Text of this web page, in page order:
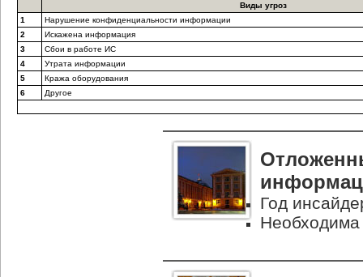
Виды угроз
1
Нарушение конфиденциальности информации
2
Искажена информация
3
Сбои в работе ИС
4
Утрата информации
5
Кража оборудования
6
Другое
Год
Необходима